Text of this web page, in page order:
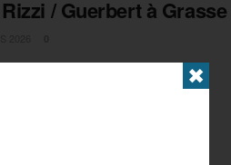
/ Guerbert à Grasse
Rizzi défendait sa couronne au
notamment en défiant ...
✖